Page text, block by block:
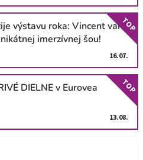
výstavu roka: Vincent van
imerzívnej šou!
16.07.
TOP
DIELNE v Eurovea
13.08.
TOP